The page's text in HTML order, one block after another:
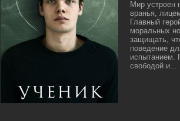
Мир устроен
вранья,
Главный
моральных
защищать,
поведение
испытанием.
свободой и...